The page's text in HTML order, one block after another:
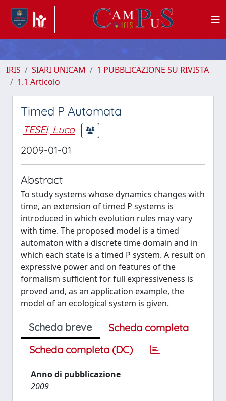
IRIS SIARI UNICAM
1 PUBBLICAZIONE SU RIVISTA
1.1 Articolo
Timed P Automata
TESEI, Luca
2009-01-01
Abstract
To study systems whose dynamics changes with
time, an extension of timed P systems is
introduced in which evolution rules may vary
with time. The proposed model is a timed
automaton with a discrete time domain and in
which each state is a timed P system. A result on
expressive power and on features of the
formalism sufficient for full expressiveness is
proved and, as an application example, the
model of an ecological system is given.
Scheda breve
Scheda completa
Scheda completa (DC)
Anno di pubblicazione
2009